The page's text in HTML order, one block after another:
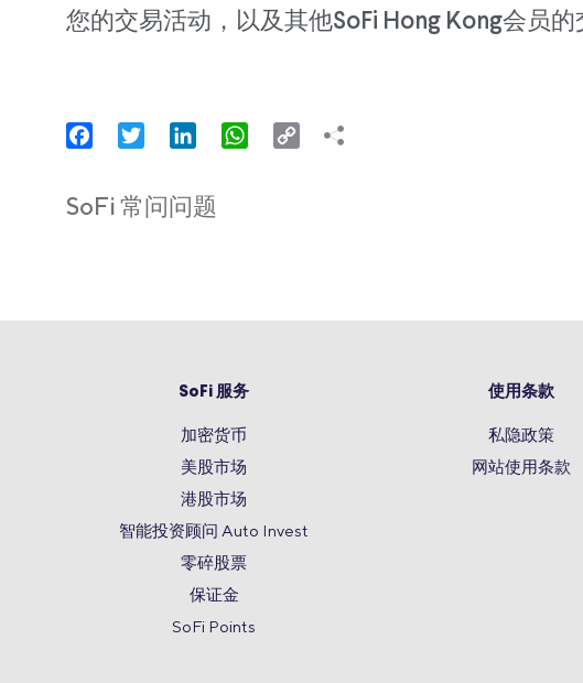
您的交易活动，以及其他SoFi Hong Kong会员
FacebookTwitter LinkedInWhatsApp
Copy
SoFi 常问问题
SoFi 服务
加密货币
美股市场
港股市场
智能投资顾问 Auto Invest
零碎股票
保证金
SoFi Points
使用条款
私隐政策
网站使用条款